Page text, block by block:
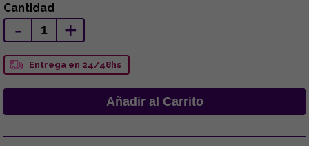
Cantidad
- +
Entrega en 24/48hs